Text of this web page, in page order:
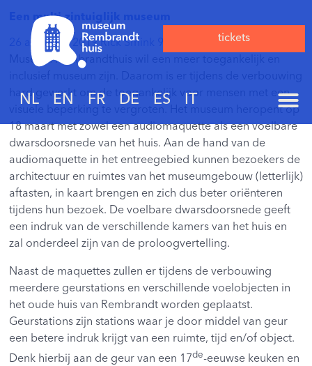
tickets
NL EN FR DE ES IT
Een multi-zintuiglijk museum
26 augustus 2019 Rick Smink
927 Reacties
Museum Rembrandthuis wil een meer toegankelijk en
hard gewerkt om de toegankelijk voor mensen met een
visuele beperking te vergroten. Het museum heropent op
18 maart met zowel een audiomaquette als een voelbare
dwarsdoorsnede van het huis. Aan de hand van de
audiomaquette in het entreegebied kunnen bezoekers de
architectuur en ruimtes van het museumgebouw (letterlijk)
aftasten, in kaart brengen en zich dus beter oriënteren
tijdens hun bezoek. De voelbare dwarsdoorsnede geeft
een indruk van de verschillende kamers van het huis en
zal onderdeel zijn van de proloogvertelling.
Naast de maquettes zullen er tijdens de verbouwing
meerdere geurstations en verschillende voelobjecten in
het oude huis van Rembrandt worden geplaatst.
Geurstations zijn stations waar je door middel van geur
een betere indruk krijgt van een ruimte, tijd en/of object.
Denk hierbij aan de geur van een 17de-eeuwse keuken en